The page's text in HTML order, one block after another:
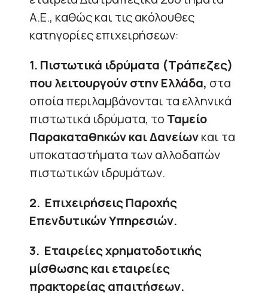
Α.Ε., καθώς και τις ακόλουθες
κατηγορίες επιχειρήσεων:
1. Πιστωτικά ιδρύματα (Τράπεζες)
που λειτουργούν στην Ελλάδα, στα
οποία περιλαμβάνονται τα ελληνικά
πιστωτικά ιδρύματα, το Ταμείο
Παρακαταθηκών και Δανείωνκαι τα
υποκαταστήματα των αλλοδαπών
πιστωτικών ιδρυμάτων.
2. Επιχειρήσεις Παροχής
Επενδυτικών Υπηρεσιών.
3. Εταιρείες χρηματοδοτικής
μίσθωσης και εταιρείες
πρακτορείας απαιτήσεων.